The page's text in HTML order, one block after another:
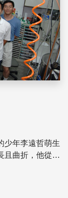
少年李遠哲萌生
且曲折，他從台
設立原分所，